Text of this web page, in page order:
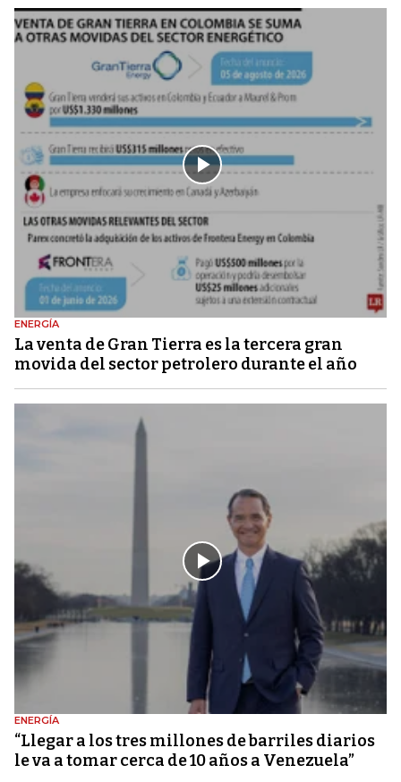
ENERGÍA
La venta de Gran Tierra es la tercera gran
movida del sector petrolero durante el año
ENERGÍA
“Llegar a los tres millones de barriles diarios
le va a tomar cerca de 10 años a Venezuela”